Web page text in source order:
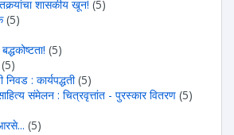
शासकीय खून! (5)
(5)
(5)
(5)
: कार्यपद्धती (5)
संमेलन : चित्रवृत्तांत - पुरस्कार वितरण (5)
(5)